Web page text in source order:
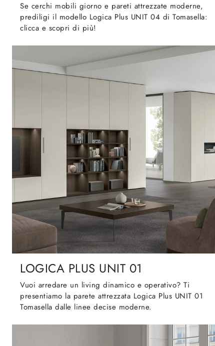
Se cerchi mobili giorno e pareti attrezzate moderne,
prediligi il modello Logica Plus UNIT 04 di Tomasella:
clicca e scopri di più!
LOGICA PLUS UNIT 01
Vuoi arredare un living dinamico e operativo? Ti
presentiamo la parete attrezzata Logica Plus UNIT 01
Tomasella dalle linee decise moderne.